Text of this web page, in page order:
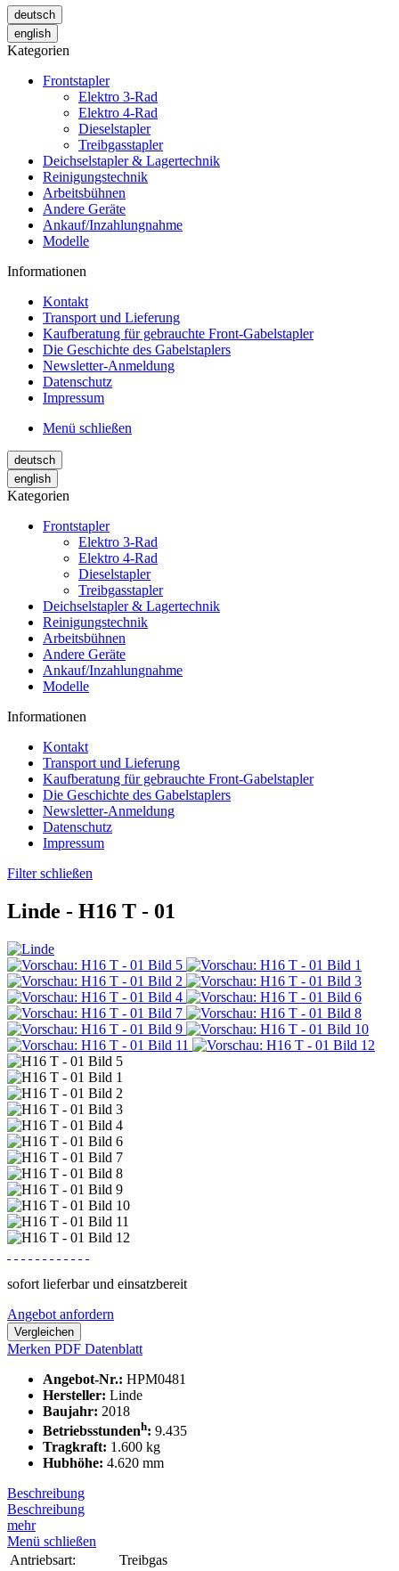
deutsch
english
Kategorien
Frontstapler
Elektro 3-Rad
Elektro 4-Rad
Dieselstapler
Treibgasstapler
Deichselstapler & Lagertechnik
Reinigungstechnik
Arbeitsbühnen
Andere Geräte
Ankauf/Inzahlungnahme
Modelle
Informationen
Kontakt
Transport und Lieferung
Kaufberatung für gebrauchte Front-Gabelstapler
Die Geschichte des Gabelstaplers
Newsletter-Anmeldung
Datenschutz
Impressum
Menü schließen
deutsch
english
Kategorien
Frontstapler
Elektro 3-Rad
Elektro 4-Rad
Dieselstapler
Treibgasstapler
Deichselstapler & Lagertechnik
Reinigungstechnik
Arbeitsbühnen
Andere Geräte
Ankauf/Inzahlungnahme
Modelle
Informationen
Kontakt
Transport und Lieferung
Kaufberatung für gebrauchte Front-Gabelstapler
Die Geschichte des Gabelstaplers
Newsletter-Anmeldung
Datenschutz
Impressum
Filter schließen
Linde - H16 T - 01
sofort lieferbar und einsatzbereit
Angebot anfordern
Vergleichen
Merken PDF Datenblatt
Angebot-Nr.: HPM0481
Hersteller: Linde
Baujahr: 2018
Betriebsstundenh: 9.435
Tragkraft: 1.600 kg
Hubhöhe: 4.620 mm
Beschreibung
Beschreibung
mehr
Menü schließen
Antriebsart:
Treibgas